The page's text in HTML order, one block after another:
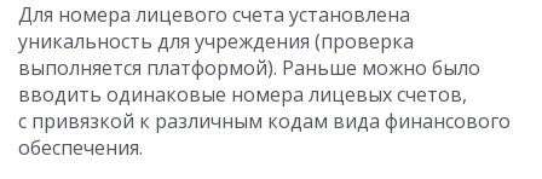
Для номера лицевого счета установлена
уникальность для учреждения (проверка
выполняется платформой). Раньше можно было
вводить одинаковые номера лицевых счетов,
с привязкой к различным кодам вида финансового
обеспечения.